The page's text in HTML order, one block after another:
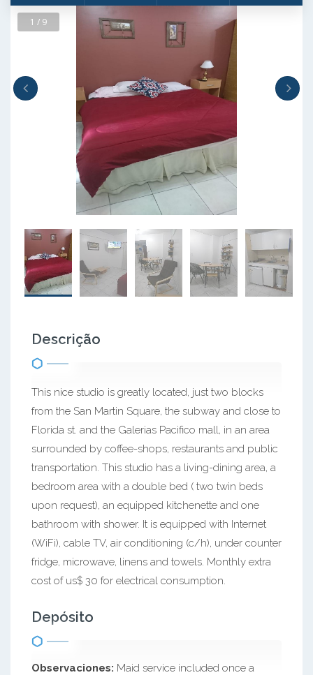
1 / 9
Descrição
This nice studio is greatly located, just two blocks
from the San Martin Square, the subway and close to
Florida st. and the Galerias Pacifico mall, in an area
surrounded by coffee-shops, restaurants and public
transportation. This studio has a living-dining area, a
bedroom area with a double bed ( two twin beds
upon request), an equipped kitchenette and one
bathroom with shower. It is equipped with Internet
(WiFi), cable TV, air conditioning (c/h), under counter
fridge, microwave, linens and towels. Monthly extra
cost of us$ 30 for electrical consumption.
Depósito
Observaciones: Maid service included once a